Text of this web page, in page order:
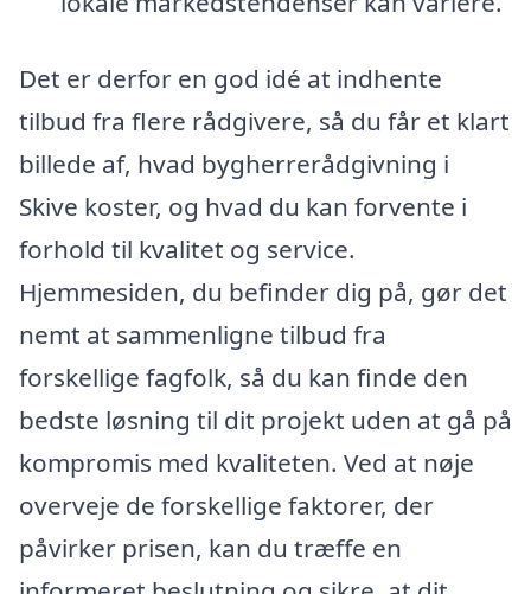
Det er derfor en god idé at indhente
tilbud fra flere rådgivere, så du får et klart
billede af, hvad bygherrerådgivning i
Skive koster, og hvad du kan forvente i
forhold til kvalitet og service.
Hjemmesiden, du befinder dig på, gør det
nemt at sammenligne tilbud fra
forskellige fagfolk, så du kan finde den
bedste løsning til dit projekt uden at gå på
kompromis med kvaliteten. Ved at nøje
overveje de forskellige faktorer, der
påvirker prisen, kan du træffe en